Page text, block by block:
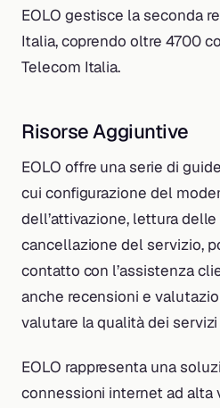
EOLO gestisce la seconda
Italia, coprendo oltre 4700
Telecom Italia.
Risorse Aggiuntive
EOLO offre una serie di
cui configurazione del
dell’attivazione, lettura
cancellazione del servizio,
contatto con l’assistenza
anche recensioni e
valutare la qualità dei servizi
EOLO rappresenta una
connessioni internet ad alta